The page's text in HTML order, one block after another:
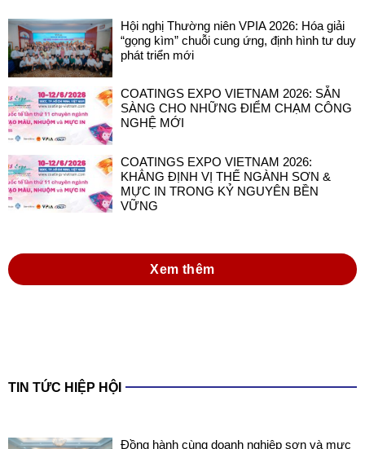
Hội nghị Thường niên VPIA 2026: Hóa giải
“gọng kìm” chuỗi cung ứng, định hình tư duy
phát triển mới
COATINGS EXPO VIETNAM 2026: SẴN
SÀNG CHO NHỮNG ĐIỂM CHẠM CÔNG
NGHỆ MỚI
COATINGS EXPO VIETNAM 2026:
KHẲNG ĐỊNH VỊ THẾ NGÀNH SƠN &
MỰC IN TRONG KỶ NGUYÊN BỀN
VỮNG
Xem thêm
TIN TỨC HIỆP HỘI
Đồng hành cùng doanh nghiệp sơn và mực